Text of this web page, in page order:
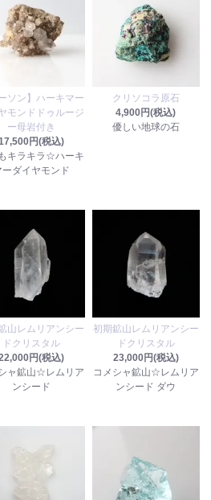
ーソン】ハーキマー
モンドドゥルージ
ー母岩付き
円(税込)
キラキラ☆ハーキ
ーダイヤモンド
クリソコラ原石
4,900円(税込)
優しい地球の石
山レムリアンシー
ドクリスタル
円(税込)
ャ鉱山☆レムリア
ンシード
初期鉱山レムリアンシー
ドクリスタル
23,000円(税込)
コメシャ鉱山☆レムリア
ンシード ダウ